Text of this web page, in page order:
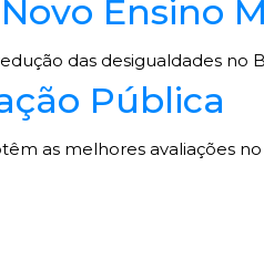
Ensino
das desigualdades no
Pública
as melhores avaliações no